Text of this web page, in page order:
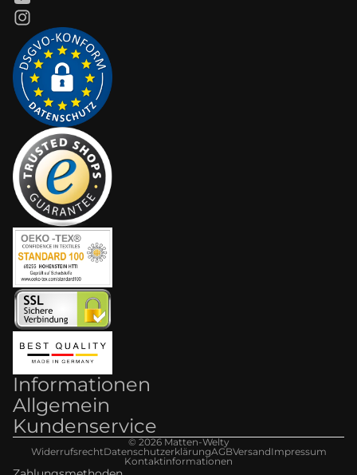
Informationen
Allgemein
Kundenservice
© 2026 Matten-Welty
WiderrufsrechtDatenschutzerklärungAGBVersandImpressum
Kontaktinformationen